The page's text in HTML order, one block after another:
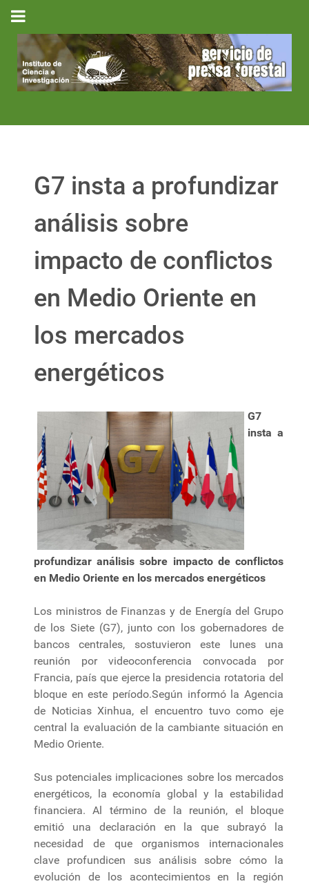
G7 insta a profundizar
análisis sobre
impacto de conflictos
en Medio Oriente en
los mercados
energéticos
G7
insta a
profundizar análisis sobre impacto de conflictos
en Medio Oriente en los mercados energéticos
Los ministros de Finanzas y de Energía del Grupo
de los Siete (G7), junto con los gobernadores de
bancos centrales, sostuvieron este lunes una
reunión por videoconferencia convocada por
Francia, país que ejerce la presidencia rotatoria del
bloque en este período.Según informó la Agencia
de Noticias Xinhua, el encuentro tuvo como eje
central la evaluación de la cambiante situación en
Medio Oriente.
Sus potenciales implicaciones sobre los mercados
energéticos, la economía global y la estabilidad
financiera. Al término de la reunión, el bloque
emitió una declaración en la que subrayó la
necesidad de que organismos internacionales
clave profundicen sus análisis sobre cómo la
evolución de los acontecimientos en la región